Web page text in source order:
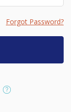
Forgot Password?